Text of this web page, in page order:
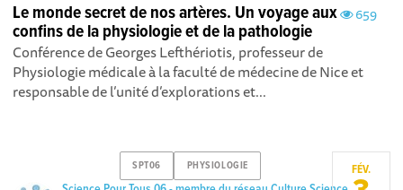
659
Le monde secret de nos artères. Un voyage aux
confins de la physiologie et de la pathologie
Conférence de Georges Lefthériotis, professeur de
Physiologie médicale à la faculté de médecine de Nice et
responsable de l’unité d’explorations et...
SPT06 PHYSIOLOGIE FÉV.